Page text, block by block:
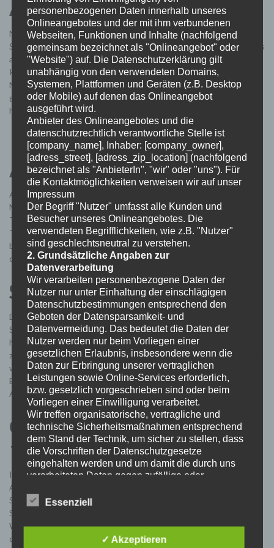
August-Oktober 2012
Nach einem Wasserschaden an der Küchenwand auf der Herd-
Seite, der sich allerdings schon vor einigen Jahren ereignete war es
allerhöchste Zeit geworden, diesen Schaden zu beheben. Die
Küchenelemente auf der Seite der Küche waren stark in
Mitleidenschaft gezogen worden und total morsch. Auch eine
gewissen Schimmelbildung konnte nicht geleugnet werden. Daher
hat sich eine Gruppen …
Apnoe-Event am 09.09.2012
Am 9. September 2012 fand am Matschelsee das von Philipp,
Matthias und Heino organisierte erste Apnoe-Event des 1.
Tauchclubs Freiburg statt. Bei bestem Wetter ging eine stattliche
Teilnehmerzahl dem Vergnügen nach, ohne störenden
blubbernden Ballast abzutauchen. [ngg src=“galleries“ ids=“15″
display=“basic_thumbnail“ thumbnail_crop=“0″]
Sommerfest am 11.08.2012
Da wir in diesem Jahr unser 55 jähriges Bestehen feiern sollte das
Sommerfest 2012 etwas ganz Besonderes sein. Als Location
haben wir den Außenbereich des Westbads unter den „Arkaden“
zur Verfügug gestellt bekommen. Die angrenzende Wiese konnten
wir ebenso benutzen, was durch diverse Spiele wie
Bogenschießen, Wikinger-Schach und Volleyball genutz wurde.
Außerdem haben wir uns …
Großputzaktion am
14.07.2012
Im Vorfeld unseres diesjährigen Sommerfestes hatte der
Außenbereich unseres Clubheims eine kosmetische
Spezialbehandlung dringend nötig. Außerdem wollten wir das
Sommerfest unter den Arkaden des Außenbereichs des
Westbades abhalten. Dieser Teil des Westbad-Geländes war aber
durch jahrelanges Brachliegen wieder massiv von der Natur
personenbezogenen Daten innerhalb unseres
Onlineangebotes und der mit ihm verbundenen
Webseiten, Funktionen und Inhalte (nachfolgend
gemeinsam bezeichnet als "Onlineangebot" oder
"Website") auf. Die Datenschutzerklärung gilt
unabhängig von den verwendeten Domains,
Systemen, Plattformen und Geräten (z.B. Desktop
oder Mobile) auf denen das Onlineangebot
ausgeführt wird.
Anbieter des Onlineangebotes und die
datenschutzrechtlich verantwortliche Stelle ist
[company_name], Inhaber: [company_owner],
[adress_street], [adress_zip_location] (nachfolgend
bezeichnet als "AnbieterIn", "wir" oder "uns"). Für
die Kontaktmöglichkeiten verweisen wir auf unser
Impressum
Der Begriff "Nutzer" umfasst alle Kunden und
Besucher unseres Onlineangebotes. Die
verwendeten Begrifflichkeiten, wie z.B. "Nutzer"
sind geschlechtsneutral zu verstehen.
2. Grundsätzliche Angaben zur
Datenverarbeitung
Wir verarbeiten personenbezogene Daten der
Nutzer nur unter Einhaltung der einschlägigen
Datenschutzbestimmungen entsprechend den
Geboten der Datensparsamkeit- und
Datenvermeidung. Das bedeutet die Daten der
Nutzer werden nur beim Vorliegen einer
gesetzlichen Erlaubnis, insbesondere wenn die
Daten zur Erbringung unserer vertraglichen
Leistungen sowie Online-Services erforderlich,
bzw. gesetzlich vorgeschrieben sind oder beim
Vorliegen einer Einwilligung verarbeitet.
Wir treffen organisatorische, vertragliche und
technische Sicherheitsmaßnahmen entsprechend
dem Stand der Technik, um sicher zu stellen, dass
die Vorschriften der Datenschutzgesetze
eingehalten werden und um damit die durch uns
verarbeiteten Daten gegen zufällige oder
oder gegen den Zugriff unberechtigter Personen
Sofern im Rahmen dieser Datenschutzerklärung
Inhalte, Werkzeuge oder sonstige Mittel von
Essenziell
✓ Akzeptieren